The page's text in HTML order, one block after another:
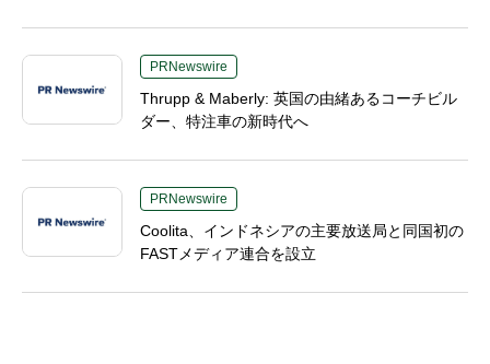
PRNewswire
Thrupp & Maberly: 英国の由緒あるコーチビル
ダー、特注車の新時代へ
PRNewswire
Coolita、インドネシアの主要放送局と同国初の
FASTメディア連合を設立